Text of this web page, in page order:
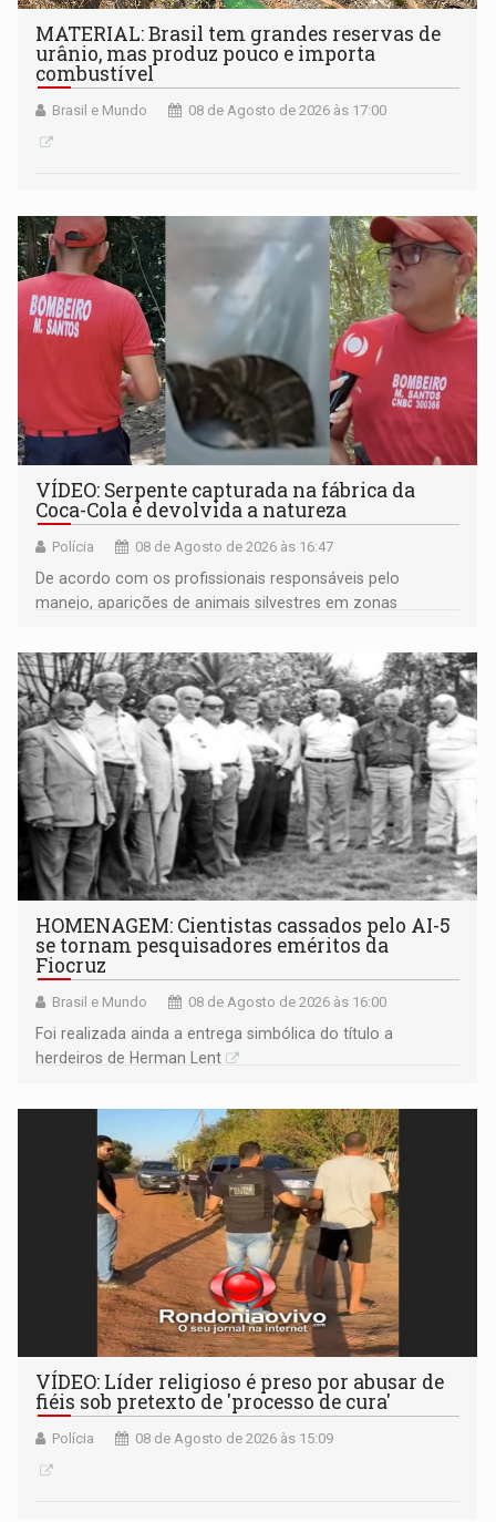
MATERIAL: Brasil tem grandes reservas de
urânio, mas produz pouco e importa
combustível
Brasil e Mundo 08 de Agosto de 2026 às 17:00
VÍDEO: Serpente capturada na fábrica da
Coca-Cola é devolvida a natureza
Polícia 08 de Agosto de 2026 às 16:47
De acordo com os profissionais responsáveis pelo
manejo, aparições de animais silvestres em zonas
HOMENAGEM: Cientistas cassados pelo AI-5
se tornam pesquisadores eméritos da
Fiocruz
Brasil e Mundo 08 de Agosto de 2026 às 16:00
Foi realizada ainda a entrega simbólica do título a
herdeiros de Herman Lent
VÍDEO: Líder religioso é preso por abusar de
fiéis sob pretexto de 'processo de cura'
Polícia 08 de Agosto de 2026 às 15:09